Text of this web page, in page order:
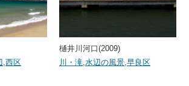
,西区
樋井川河口(2009)
川・滝,水辺の風景,早良区